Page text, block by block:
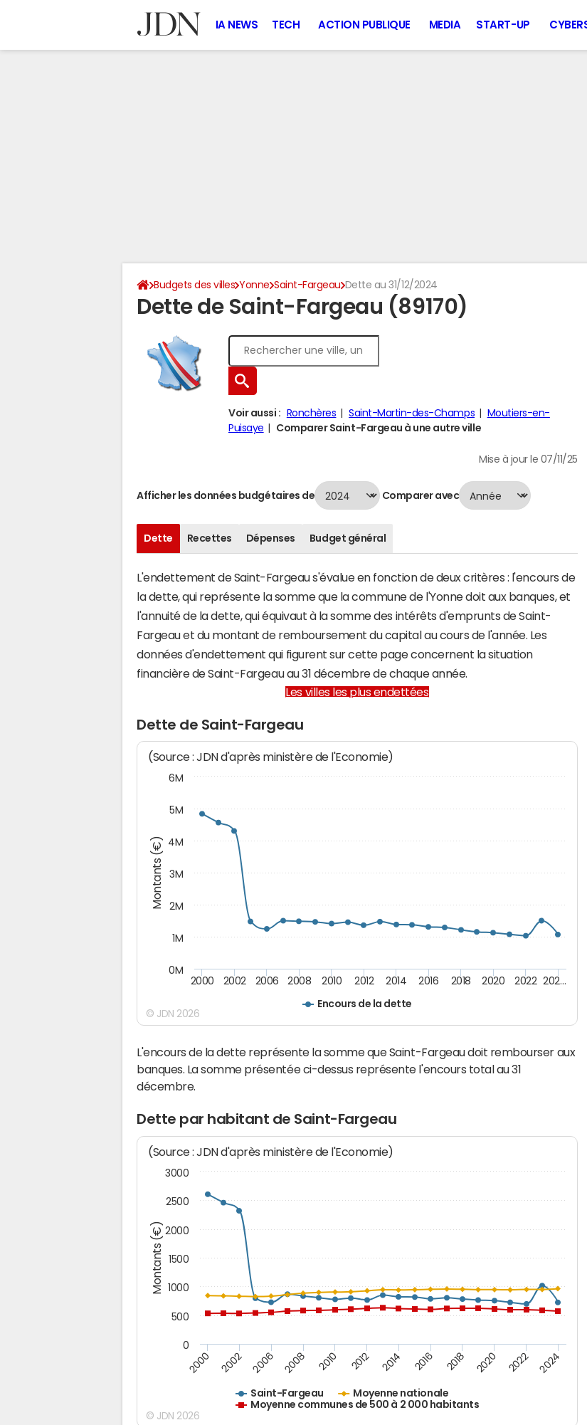
IA NEWS TECH ACTION PUBLIQUE MEDIA START-UP
Budgets des villes Yonne Saint-Fargeau Dette au 31/12/2024
Dette de Saint-Fargeau (89170)
Voir aussi : Ronchères Saint-Martin-des-Champs
Moutiers-en-
Puisaye
Comparer Saint-Fargeau à une autre ville
Mise à jour le 07/11/25
Afficher les données budgétaires de Comparer avec
Dette Recettes Dépenses Budget général
L'endettement de Saint-Fargeau s'évalue en fonction de deux critères : l'encours de
la dette, qui représente la somme que la commune de l'Yonne doit aux banques, et
l'annuité de la dette, qui équivaut à la somme des intérêts d'emprunts de Saint-
Fargeau et du montant de remboursement du capital au cours de l'année. Les
données d'endettement qui figurent sur cette page concernent la situation
financière de Saint-Fargeau au 31 décembre de chaque année.
Les villes les plus endettées
Dette de Saint-Fargeau
Montants (€)
(Source : JDN d'après ministère de l'Economie)
Encours de la dette
2000 2002 2006 2008 2010 2012 2014 2016 2018 2020 2022 202…
0M
1M
2M
3M
4M
5M
6M
© JDN 2026
L'encours de la dette représente la somme que Saint-Fargeau doit rembourser aux
banques. La somme présentée ci-dessus représente l'encours total au 31
décembre.
Dette par habitant de Saint-Fargeau
Montants (€)
(Source : JDN d'après ministère de l'Economie)
Saint-Fargeau
Moyenne nationale
Moyenne communes de 500 à 2 000 habitants
2000 2002 2006 2008 2010 2012 2014 2016 2018 2020 2022 2024
0
500
1000
1500
2000
2500
3000
© JDN 2026